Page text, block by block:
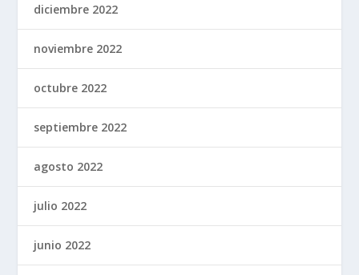
diciembre 2022
noviembre 2022
octubre 2022
septiembre 2022
agosto 2022
julio 2022
junio 2022